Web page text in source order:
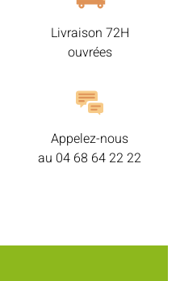
Livraison 72H
ouvrées
Appelez-nous
au 04 68 64 22 22